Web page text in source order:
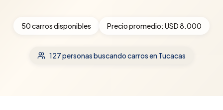
50carros disponibles Precio promedio: USD 8.000
127personas buscando carrosen Tucacas